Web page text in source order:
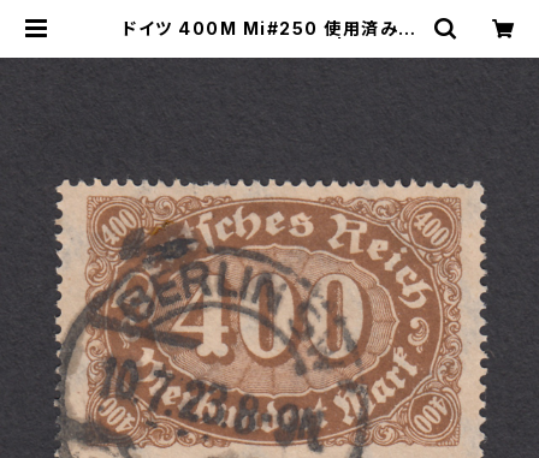
ドイツ 400M Mi#250 使用済み切